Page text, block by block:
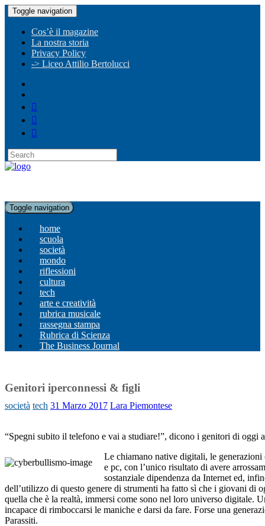
Toggle navigation
Cos’è il magazine
La nostra storia
Privacy Policy
-> Liceo Attilio Bertolucci
Toggle navigation
home
scuola
società
mondo
riflessioni
cultura
tech
arte e creatività
rubrica musicale
rassegna stampa
Rubrica di Scienza
The Business Journal
Genitori iperconnessi & figli
società tech 31 Marzo 2017 Lara Piemontese
“Spegni subito il telefono e vai a studiare!”, dicono i genitori di oggi
Le chiamano native digitali, le generazioni
e pc, con l’unico risultato di avere
sostanziale dipendenza da Internet ed,
dell’utilizzo di questo genere di strumenti ha fatto sì che i giovani di
quella che è la realtà, immersi come sono nel loro universo digitale.
incapace di rimboccarsi le maniche e darsi da fare. Forse una
Parassiti.